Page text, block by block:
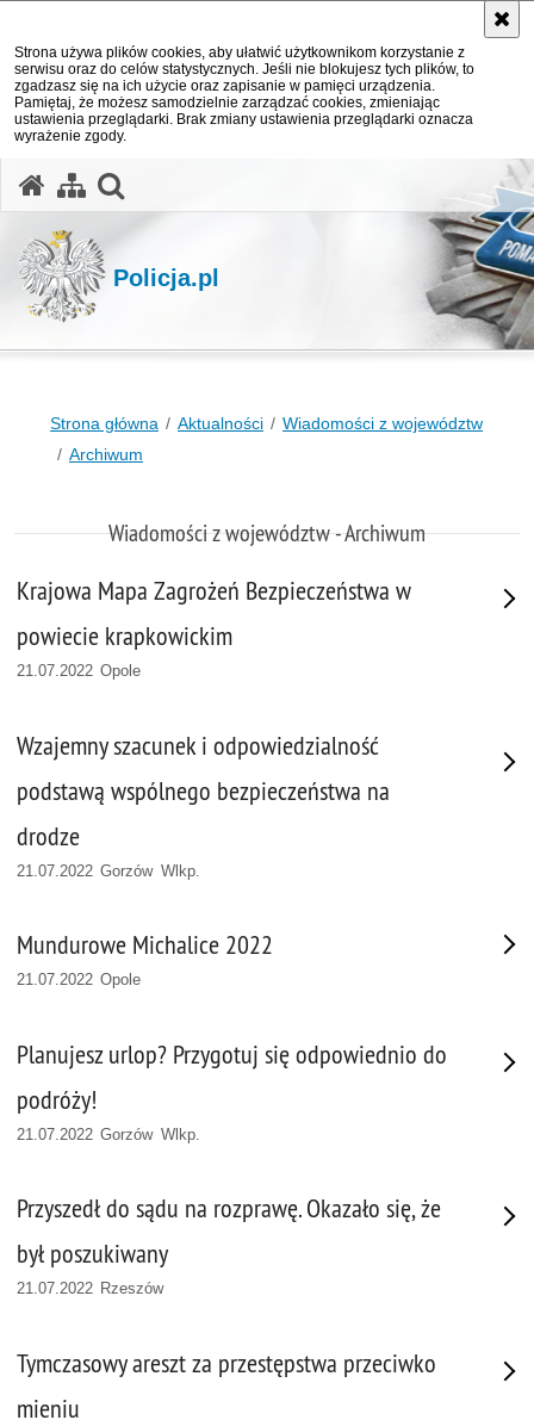
Strona używa plików cookies, aby ułatwić użytkownikom korzystanie z
serwisu oraz do celów statystycznych. Jeśli nie blokujesz tych plików, to
zgadzasz się na ich użycie oraz zapisanie w pamięci urządzenia.
Pamiętaj, że możesz samodzielnie zarządzać cookies, zmieniając
ustawienia przeglądarki. Brak zmiany ustawienia przeglądarki oznacza
wyrażenie zgody.
Policja.pl
Strona główna Aktualności
Wiadomości z województw
Archiwum
Wiadomości z województw - Archiwum
Krajowa Mapa Zagrożeń Bezpieczeństwa w
powiecie krapkowickim
21.07.2022 Opole
Wzajemny szacunek i odpowiedzialność
podstawą wspólnego bezpieczeństwa na
drodze
21.07.2022 Gorzów Wlkp.
Mundurowe Michalice 2022
21.07.2022 Opole
Planujesz urlop? Przygotuj się odpowiednio do
podróży!
21.07.2022 Gorzów Wlkp.
Przyszedł do sądu na rozprawę. Okazało się, że
był poszukiwany
21.07.2022 Rzeszów
Tymczasowy areszt za przestępstwa przeciwko
mieniu